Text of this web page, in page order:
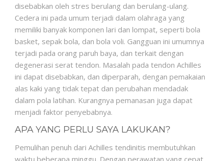
disebabkan oleh stres berulang dan berulang-ulang.
Cedera ini pada umum terjadi dalam olahraga yang
memiliki banyak komponen lari dan lompat, seperti bola
basket, sepak bola, dan bola voli. Gangguan ini umumnya
terjadi pada orang paruh baya, dan terkait dengan
degenerasi serat tendon. Masalah pada tendon Achilles
ini dapat disebabkan, dan diperparah, dengan pemakaian
alas kaki yang tidak tepat dan perubahan mendadak
dalam pola latihan. Kurangnya pemanasan juga dapat
menjadi faktor penyebabnya.
APA YANG PERLU SAYA LAKUKAN?
Pemulihan penuh dari Achilles tendinitis membutuhkan
waktu beberapa minggu. Dengan perawatan yang cepat